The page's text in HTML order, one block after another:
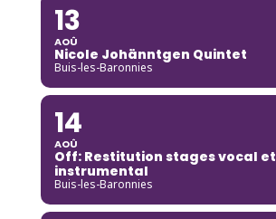
13
AOÛ
Nicole Johänntgen Quintet
Buis-les-Baronnies
14
AOÛ
Off: Restitution stages vocal et
instrumental
Buis-les-Baronnies